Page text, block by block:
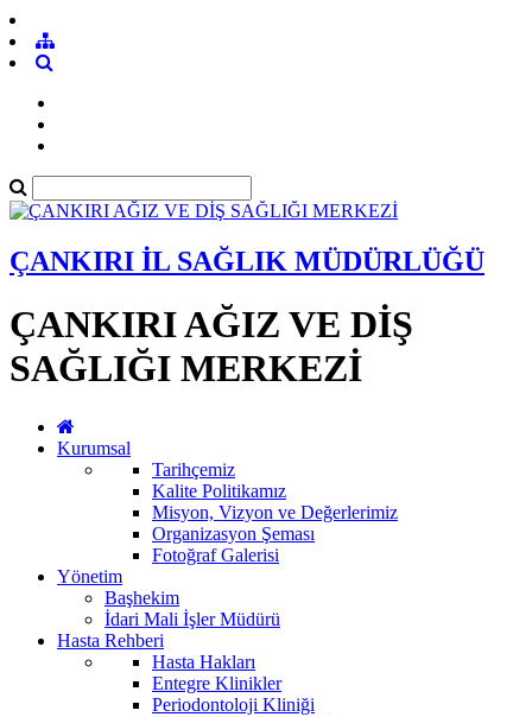
ÇANKIRI İL SAĞLIK MÜDÜRLÜĞÜ
ÇANKIRI AĞIZ VE DİŞ
SAĞLIĞI MERKEZİ
Kurumsal
Tarihçemiz
Kalite Politikamız
Misyon, Vizyon ve Değerlerimiz
Organizasyon Şeması
Fotoğraf Galerisi
Yönetim
Başhekim
İdari Mali İşler Müdürü
Hasta Rehberi
Hasta Hakları
Entegre Klinikler
Periodontoloji Kliniği